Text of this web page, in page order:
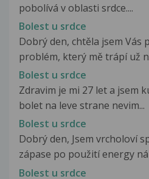
pobolívá v oblasti srdce....
Bolest u srdce
Dobrý den, chtěla jsem Vás
problém, který mě trápí už
Bolest u srdce
Zdravim je mi 27 let a jsem
bolet na leve strane nevim...
Bolest u srdce
Dobrý den, Jsem vrcholoví
zápase po použití energy
Bolest u srdce